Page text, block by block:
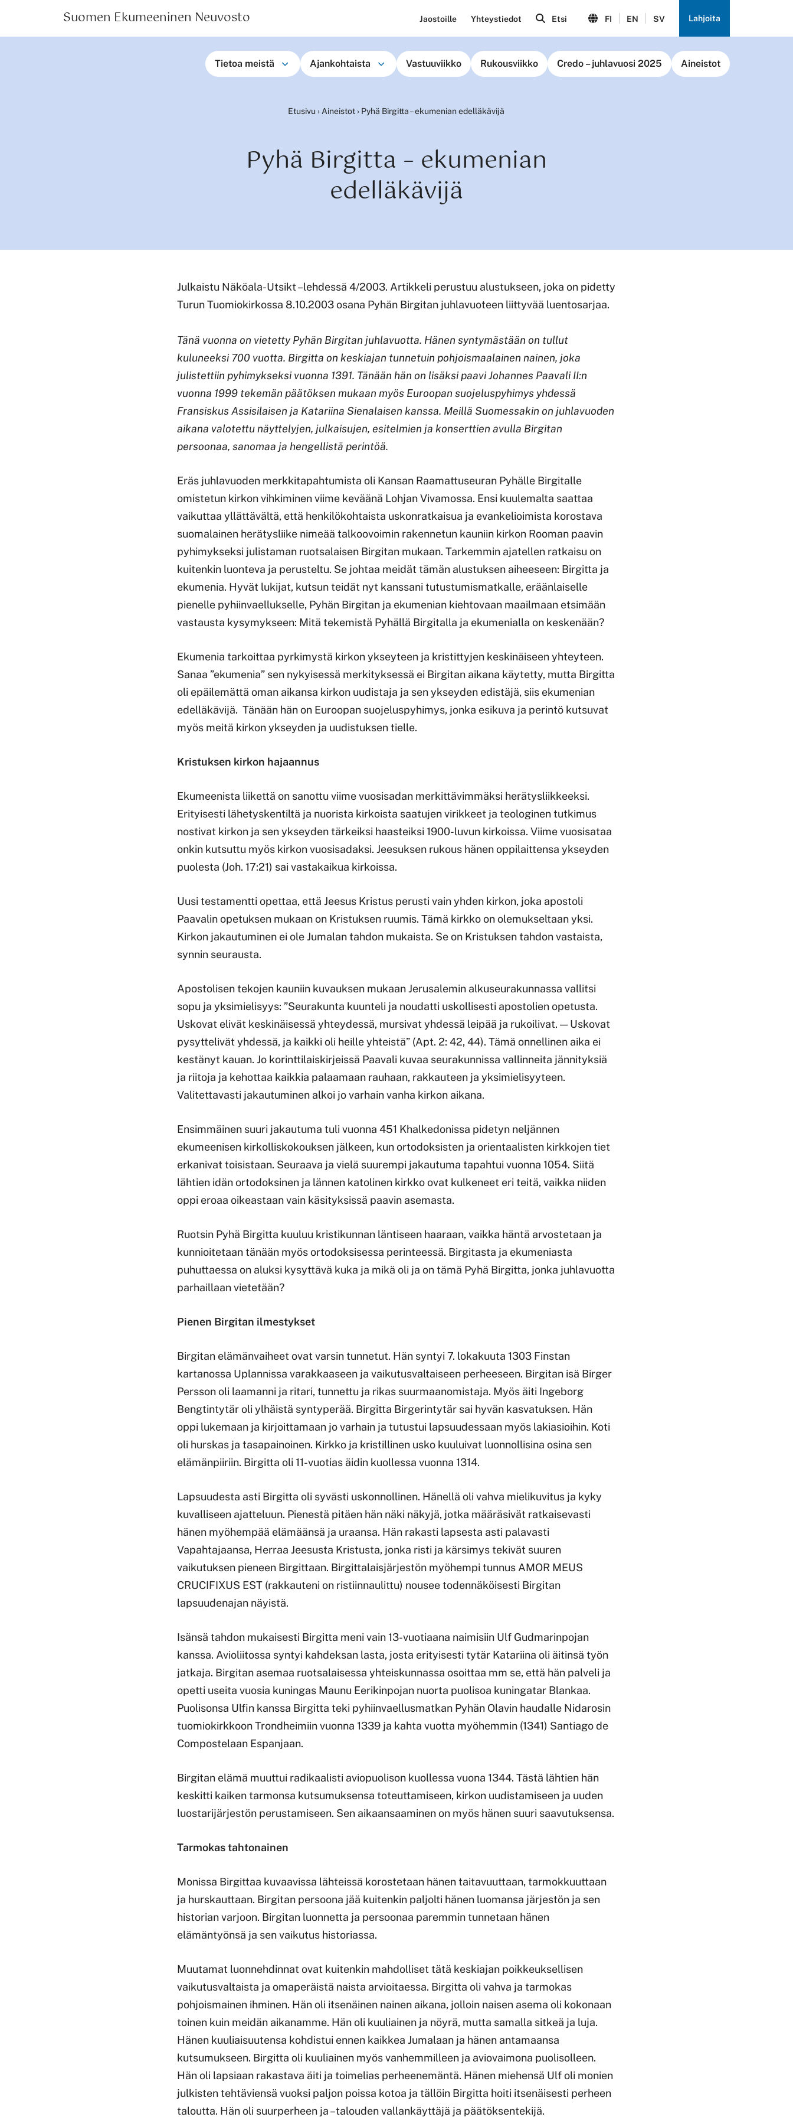
Suomen Ekumeeninen Neuvosto Jaostoille Yhteystiedot Etsi FI EN SV Lahjoita
Tietoa meistä Ajankohtaista Vastuuviikko Rukousviikko Credo – juhlavuosi 2025 Aineistot
Etusivu › Aineistot › Pyhä Birgitta – ekumenian edelläkävijä
Pyhä Birgitta – ekumenian
edelläkävijä
Julkaistu Näköala-Utsikt –lehdessä 4/2003. Artikkeli perustuu alustukseen, joka on pidetty
Turun Tuomiokirkossa 8.10.2003 osana Pyhän Birgitan juhlavuoteen liittyvää luentosarjaa.
Tänä vuonna on vietetty Pyhän Birgitan juhlavuotta. Hänen syntymästään on tullut
kuluneeksi 700 vuotta. Birgitta on keskiajan tunnetuin pohjoismaalainen nainen, joka
julistettiin pyhimykseksi vuonna 1391. Tänään hän on lisäksi paavi Johannes Paavali II:n
vuonna 1999 tekemän päätöksen mukaan myös Euroopan suojeluspyhimys yhdessä
Fransiskus Assisilaisen ja Katariina Sienalaisen kanssa. Meillä Suomessakin on juhlavuoden
aikana valotettu näyttelyjen, julkaisujen, esitelmien ja konserttien avulla Birgitan
persoonaa, sanomaa ja hengellistä perintöä.
Eräs juhlavuoden merkkitapahtumista oli Kansan Raamattuseuran Pyhälle Birgitalle
omistetun kirkon vihkiminen viime keväänä Lohjan Vivamossa. Ensi kuulemalta saattaa
vaikuttaa yllättävältä, että henkilökohtaista uskonratkaisua ja evankelioimista korostava
suomalainen herätysliike nimeää talkoovoimin rakennetun kauniin kirkon Rooman paavin
pyhimykseksi julistaman ruotsalaisen Birgitan mukaan. Tarkemmin ajatellen ratkaisu on
kuitenkin luonteva ja perusteltu. Se johtaa meidät tämän alustuksen aiheeseen: Birgitta ja
ekumenia. Hyvät lukijat, kutsun teidät nyt kanssani tutustumismatkalle, eräänlaiselle
pienelle pyhiinvaellukselle, Pyhän Birgitan ja ekumenian kiehtovaan maailmaan etsimään
vastausta kysymykseen: Mitä tekemistä Pyhällä Birgitalla ja ekumenialla on keskenään?
Ekumenia tarkoittaa pyrkimystä kirkon ykseyteen ja kristittyjen keskinäiseen yhteyteen.
Sanaa ”ekumenia” sen nykyisessä merkityksessä ei Birgitan aikana käytetty, mutta Birgitta
oli epäilemättä oman aikansa kirkon uudistaja ja sen ykseyden edistäjä, siis ekumenian
edelläkävijä. Tänään hän on Euroopan suojeluspyhimys, jonka esikuva ja perintö kutsuvat
myös meitä kirkon ykseyden ja uudistuksen tielle.
Kristuksen kirkon hajaannus
Ekumeenista liikettä on sanottu viime vuosisadan merkittävimmäksi herätysliikkeeksi.
Erityisesti lähetyskentiltä ja nuorista kirkoista saatujen virikkeet ja teologinen tutkimus
nostivat kirkon ja sen ykseyden tärkeiksi haasteiksi 1900-luvun kirkoissa. Viime vuosisataa
onkin kutsuttu myös kirkon vuosisadaksi. Jeesuksen rukous hänen oppilaittensa ykseyden
puolesta (Joh. 17:21) sai vastakaikua kirkoissa.
Uusi testamentti opettaa, että Jeesus Kristus perusti vain yhden kirkon, joka apostoli
Paavalin opetuksen mukaan on Kristuksen ruumis. Tämä kirkko on olemukseltaan yksi.
Kirkon jakautuminen ei ole Jumalan tahdon mukaista. Se on Kristuksen tahdon vastaista,
synnin seurausta.
Apostolisen tekojen kauniin kuvauksen mukaan Jerusalemin alkuseurakunnassa vallitsi
sopu ja yksimielisyys: ”Seurakunta kuunteli ja noudatti uskollisesti apostolien opetusta.
Uskovat elivät keskinäisessä yhteydessä, mursivat yhdessä leipää ja rukoilivat. — Uskovat
pysyttelivät yhdessä, ja kaikki oli heille yhteistä” (Apt. 2: 42, 44). Tämä onnellinen aika ei
kestänyt kauan. Jo korinttilaiskirjeissä Paavali kuvaa seurakunnissa vallinneita jännityksiä
ja riitoja ja kehottaa kaikkia palaamaan rauhaan, rakkauteen ja yksimielisyyteen.
Valitettavasti jakautuminen alkoi jo varhain vanha kirkon aikana.
Ensimmäinen suuri jakautuma tuli vuonna 451 Khalkedonissa pidetyn neljännen
ekumeenisen kirkolliskokouksen jälkeen, kun ortodoksisten ja orientaalisten kirkkojen tiet
erkanivat toisistaan. Seuraava ja vielä suurempi jakautuma tapahtui vuonna 1054. Siitä
lähtien idän ortodoksinen ja lännen katolinen kirkko ovat kulkeneet eri teitä, vaikka niiden
oppi eroaa oikeastaan vain käsityksissä paavin asemasta.
Ruotsin Pyhä Birgitta kuuluu kristikunnan läntiseen haaraan, vaikka häntä arvostetaan ja
kunnioitetaan tänään myös ortodoksisessa perinteessä. Birgitasta ja ekumeniasta
puhuttaessa on aluksi kysyttävä kuka ja mikä oli ja on tämä Pyhä Birgitta, jonka juhlavuotta
parhaillaan vietetään?
Pienen Birgitan ilmestykset
Birgitan elämänvaiheet ovat varsin tunnetut. Hän syntyi 7. lokakuuta 1303 Finstan
kartanossa Uplannissa varakkaaseen ja vaikutusvaltaiseen perheeseen. Birgitan isä Birger
Persson oli laamanni ja ritari, tunnettu ja rikas suurmaanomistaja. Myös äiti Ingeborg
Bengtintytär oli ylhäistä syntyperää. Birgitta Birgerintytär sai hyvän kasvatuksen. Hän
oppi lukemaan ja kirjoittamaan jo varhain ja tutustui lapsuudessaan myös lakiasioihin. Koti
oli hurskas ja tasapainoinen. Kirkko ja kristillinen usko kuuluivat luonnollisina osina sen
elämänpiiriin. Birgitta oli 11-vuotias äidin kuollessa vuonna 1314.
Lapsuudesta asti Birgitta oli syvästi uskonnollinen. Hänellä oli vahva mielikuvitus ja kyky
kuvalliseen ajatteluun. Pienestä pitäen hän näki näkyjä, jotka määräsivät ratkaisevasti
hänen myöhempää elämäänsä ja uraansa. Hän rakasti lapsesta asti palavasti
Vapahtajaansa, Herraa Jeesusta Kristusta, jonka risti ja kärsimys tekivät suuren
vaikutuksen pieneen Birgittaan. Birgittalaisjärjestön myöhempi tunnus AMOR MEUS
CRUCIFIXUS EST (rakkauteni on ristiinnaulittu) nousee todennäköisesti Birgitan
lapsuudenajan näyistä.
Isänsä tahdon mukaisesti Birgitta meni vain 13-vuotiaana naimisiin Ulf Gudmarinpojan
kanssa. Avioliitossa syntyi kahdeksan lasta, josta erityisesti tytär Katariina oli äitinsä työn
jatkaja. Birgitan asemaa ruotsalaisessa yhteiskunnassa osoittaa mm se, että hän palveli ja
opetti useita vuosia kuningas Maunu Eerikinpojan nuorta puolisoa kuningatar Blankaa.
Puolisonsa Ulfin kanssa Birgitta teki pyhiinvaellusmatkan Pyhän Olavin haudalle Nidarosin
tuomiokirkkoon Trondheimiin vuonna 1339 ja kahta vuotta myöhemmin (1341) Santiago de
Compostelaan Espanjaan.
Birgitan elämä muuttui radikaalisti aviopuolison kuollessa vuona 1344. Tästä lähtien hän
keskitti kaiken tarmonsa kutsumuksensa toteuttamiseen, kirkon uudistamiseen ja uuden
luostarijärjestön perustamiseen. Sen aikaansaaminen on myös hänen suuri saavutuksensa.
Tarmokas tahtonainen
Monissa Birgittaa kuvaavissa lähteissä korostetaan hänen taitavuuttaan, tarmokkuuttaan
ja hurskauttaan. Birgitan persoona jää kuitenkin paljolti hänen luomansa järjestön ja sen
historian varjoon. Birgitan luonnetta ja persoonaa paremmin tunnetaan hänen
elämäntyönsä ja sen vaikutus historiassa.
Muutamat luonnehdinnat ovat kuitenkin mahdolliset tätä keskiajan poikkeuksellisen
vaikutusvaltaista ja omaperäistä naista arvioitaessa. Birgitta oli vahva ja tarmokas
pohjoismainen ihminen. Hän oli itsenäinen nainen aikana, jolloin naisen asema oli kokonaan
toinen kuin meidän aikanamme. Hän oli kuuliainen ja nöyrä, mutta samalla sitkeä ja luja.
Hänen kuuliaisuutensa kohdistui ennen kaikkea Jumalaan ja hänen antamaansa
kutsumukseen. Birgitta oli kuuliainen myös vanhemmilleen ja aviovaimona puolisolleen.
Hän oli lapsiaan rakastava äiti ja toimelias perheenemäntä. Hänen miehensä Ulf oli monien
julkisten tehtäviensä vuoksi paljon poissa kotoa ja tällöin Birgitta hoiti itsenäisesti perheen
taloutta. Hän oli suurperheen ja –talouden vallankäyttäjä ja päätöksentekijä.